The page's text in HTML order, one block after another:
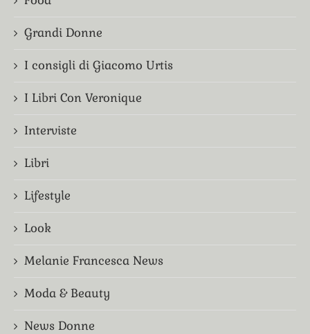
Grandi Donne
I consigli di Giacomo Urtis
I Libri Con Veronique
Interviste
Libri
Lifestyle
Look
Melanie Francesca News
Moda & Beauty
News Donne